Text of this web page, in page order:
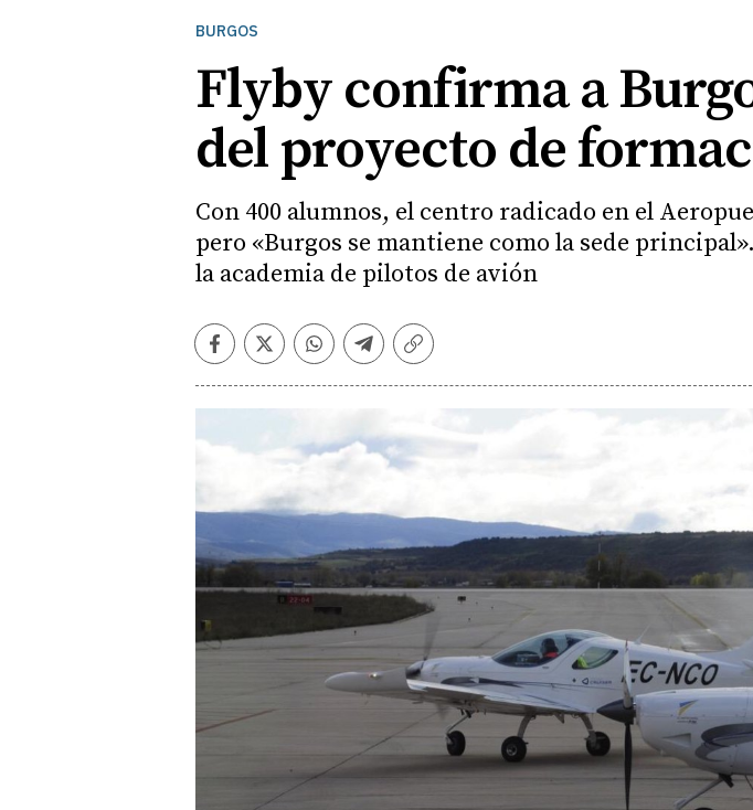
BURGOS
Flyby confirma a
del proyecto de
Con 400 alumnos, el centro radicado en el
pero «Burgos se mantiene como la sede
la academia de pilotos de avión
Facebook
TwitterWhatsapp
Telegram
Copiar